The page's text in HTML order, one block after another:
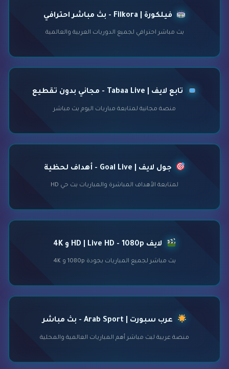
فيلكورة | Filkora - بث مباشر احترافي
بث مباشر احترافي لجميع الدوريات العربية والعالمية
تابع لايف | Tabaa Live - مجاني بدون تقطيع
منصة مجانية لمتابعة مباريات اليوم بث مباشر
جول لايف | Goal Live - أهداف لحظية
لمتابعة الأهداف المباشرة والمباريات بث حي HD
لايف HD | Live HD - 1080p و 4K
بث مباشر لجميع المباريات بجودة 1080p و 4K
عرب سبورت | Arab Sport - بث مباشر
منصة عربية لبث مباشر أهم المباريات العالمية والمحلية